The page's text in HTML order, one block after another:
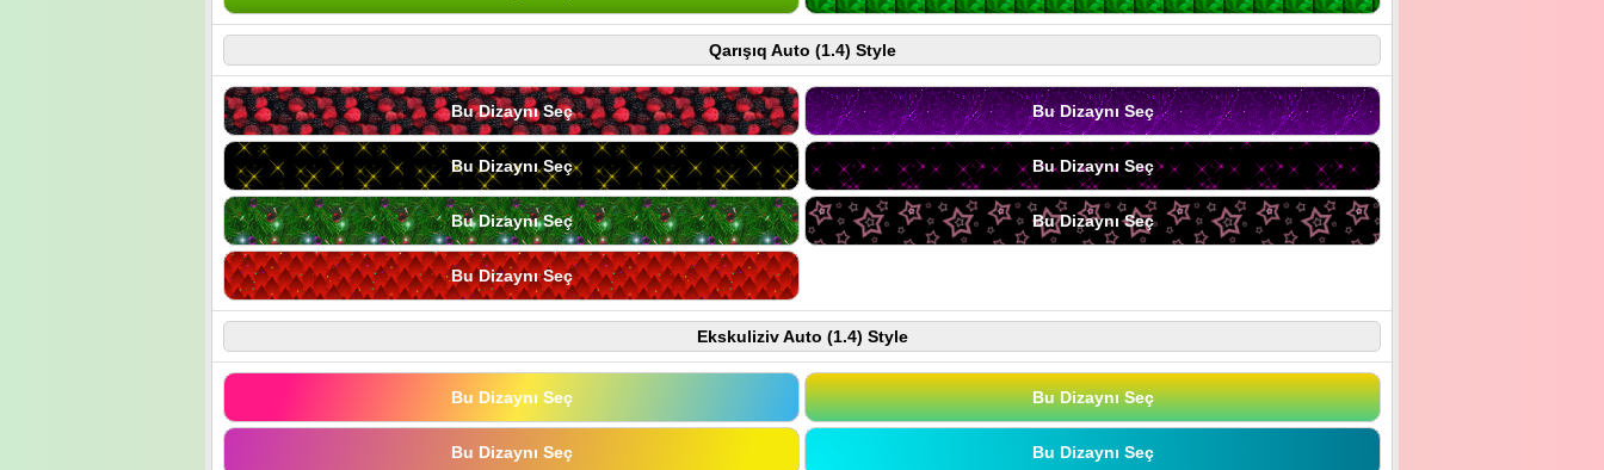
Qarışıq Auto (1.4) Style
Bu Dizaynı Seç Bu Dizaynı Seç
Bu Dizaynı Seç Bu Dizaynı Seç
Bu Dizaynı Seç Bu Dizaynı Seç
Bu Dizaynı Seç
Ekskuliziv Auto (1.4) Style
Bu Dizaynı Seç Bu Dizaynı Seç
Bu Dizaynı Seç Bu Dizaynı Seç